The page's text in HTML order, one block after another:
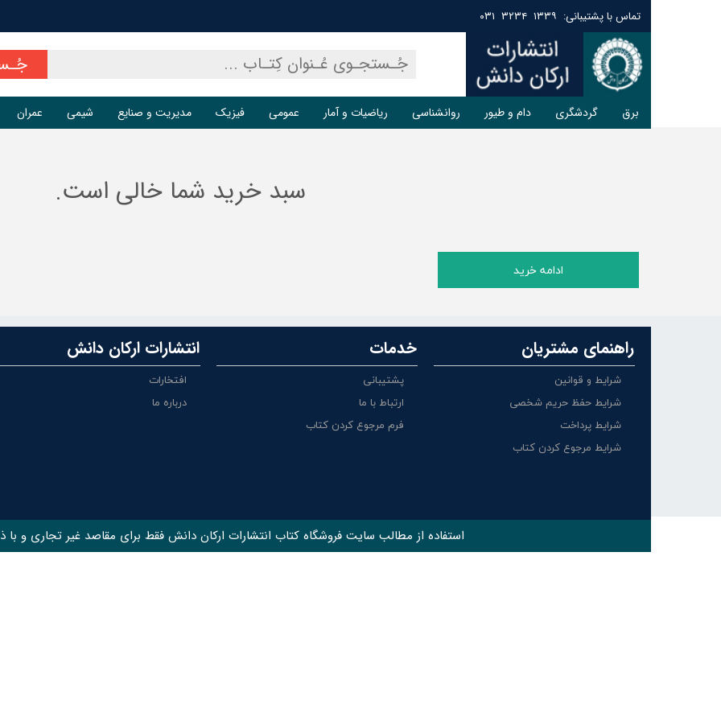
برق گردشگری دام و طیور روانشناسی ریاضیات و آمار عمومی فیزیک مدیریت و صنایع شیمی عمران
تماس با پشتیبانی: ۱۳۳۹ ۳۲۳۴ ۰۳۱
سبد خرید شما خالی است.
ادامه خرید
استفاده از مطالب سايت فروشگاه کتاب انتشارات ارکان دانش فقط برای مقاصد غیر تجاری و با
راهنمای مشتریان
شرایط و قوانین
شرایط حفظ حریم شخصی
شرایط پرداخت
شرایط مرجوع کردن کتاب
خدمات
پشتیبانی
ارتباط با ما
فرم مرجوع کردن کتاب
انتشارات ارکان دانش
افتخارات
درباره ما